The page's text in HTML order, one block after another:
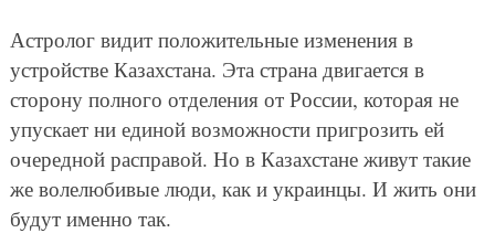
Астролог видит положительные изменения в
устройстве Казахстана. Эта страна двигается в
сторону полного отделения от России, которая не
упускает ни единой возможности пригрозить ей
очередной расправой. Но в Казахстане живут такие
же волелюбивые люди, как и украинцы. И жить они
будут именно так.